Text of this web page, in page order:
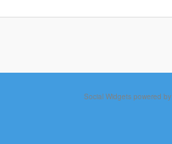
Social Widgetspowered by